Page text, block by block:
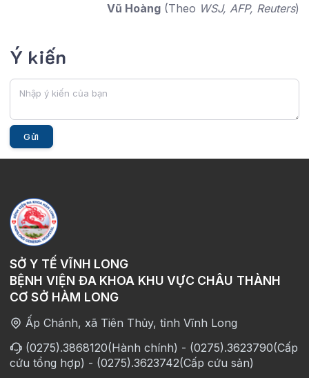
Vũ Hoàng (Theo WSJ, AFP, Reuters)
Ý kiến
Gửi
SỞ Y TẾ VĨNH LONG
BỆNH VIỆN ĐA KHOA KHU VỰC CHÂU THÀNH
CƠ SỞ HÀM LONG
Ấp Chánh, xã Tiên Thủy, tỉnh Vĩnh Long
(0275).3868120(Hành chính) - (0275).3623790(Cấp
cứu tổng hợp) - (0275).3623742(Cấp cứu sản)